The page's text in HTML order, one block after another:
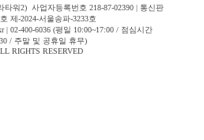
타워2) 사업자등록번호 218-87-02390 | 통신판
제-2024-서울송파-3233호
| 02-400-6036 (평일 10:00~17:00 / 점심시간
/ 주말 및 공휴일 휴무)
RIGHTS RESERVED